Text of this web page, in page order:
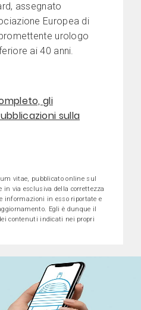
assegnato
Europea di
urologo
ai 40 anni.
gli
sulla
vitae, pubblicato online sul
in via esclusiva della correttezza
informazioni in esso riportate e
Egli è dunque il
contenuti indicati nei propri